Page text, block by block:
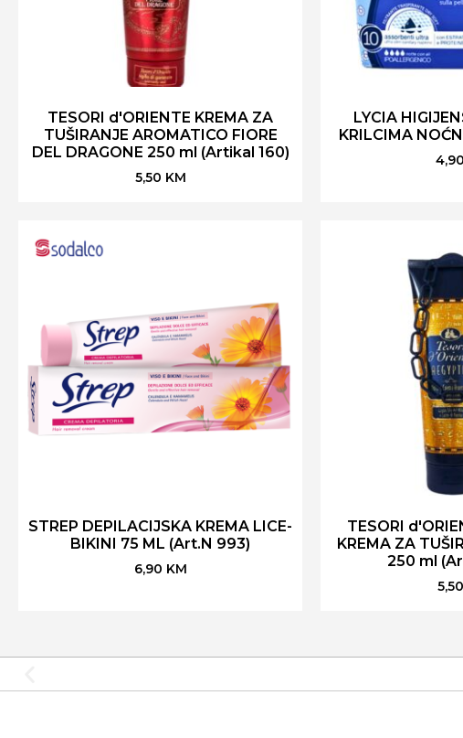
TESORI d'ORIENTE KREMA ZA
TUŠIRANJE AROMATICO FIORE
DEL DRAGONE 250 ml (Artikal 160)
5,50 KM
LYCIA
KRILCIMA
4,90
STREP DEPILACIJSKA KREMA LICE-
BIKINI 75 ML (Art.N 993)
6,90 KM
TESORI
KREMA ZA
250 ml
5,50